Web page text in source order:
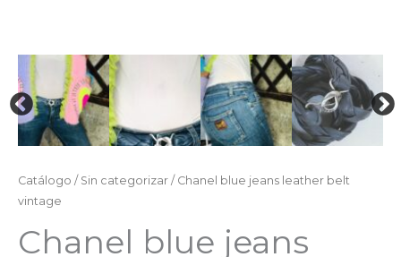
Catálogo / Sin categorizar / Chanel blue jeans leather belt
vintage
Chanel blue jeans